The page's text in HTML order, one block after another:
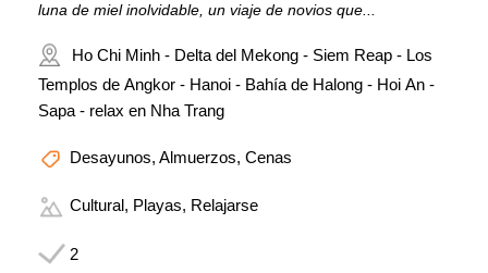
luna de miel inolvidable, un viaje de novios que...
Ho Chi Minh - Delta del Mekong - Siem Reap - Los
Templos de Angkor - Hanoi - Bahía de Halong - Hoi An -
Sapa - relax en Nha Trang
Desayunos, Almuerzos, Cenas
Cultural, Playas, Relajarse
2